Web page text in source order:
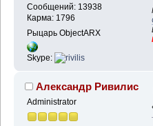
Сообщений: 13938
Карма: 1796
Рыцарь ObjectARX
Skype:
Александр Ривилис
Administrator